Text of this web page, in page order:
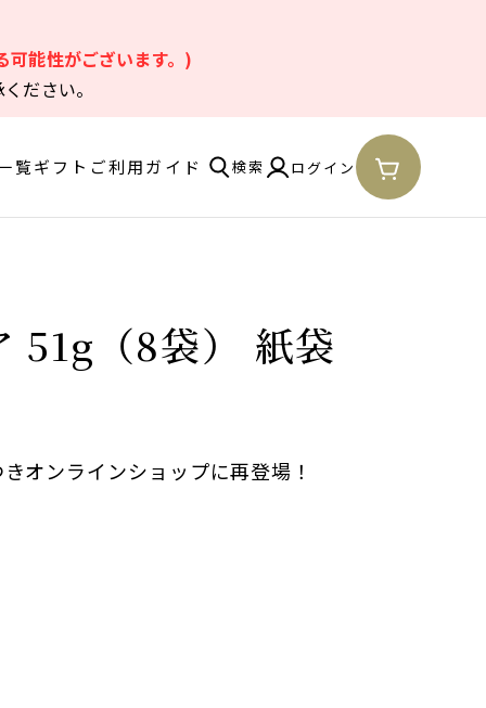
可能性がございます。)
ださい。
覧ギフト ご利用ガイド 検索 ログイン
51g（8袋） 紙袋
オンラインショップに再登場！